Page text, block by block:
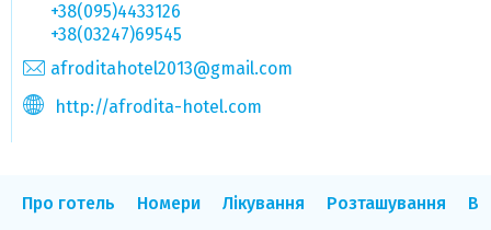
+38(095)4433126
+38(03247)69545
afroditahotel2013@gmail.com
http://afrodita-hotel.com
Про готель Номери Лікування Розташування